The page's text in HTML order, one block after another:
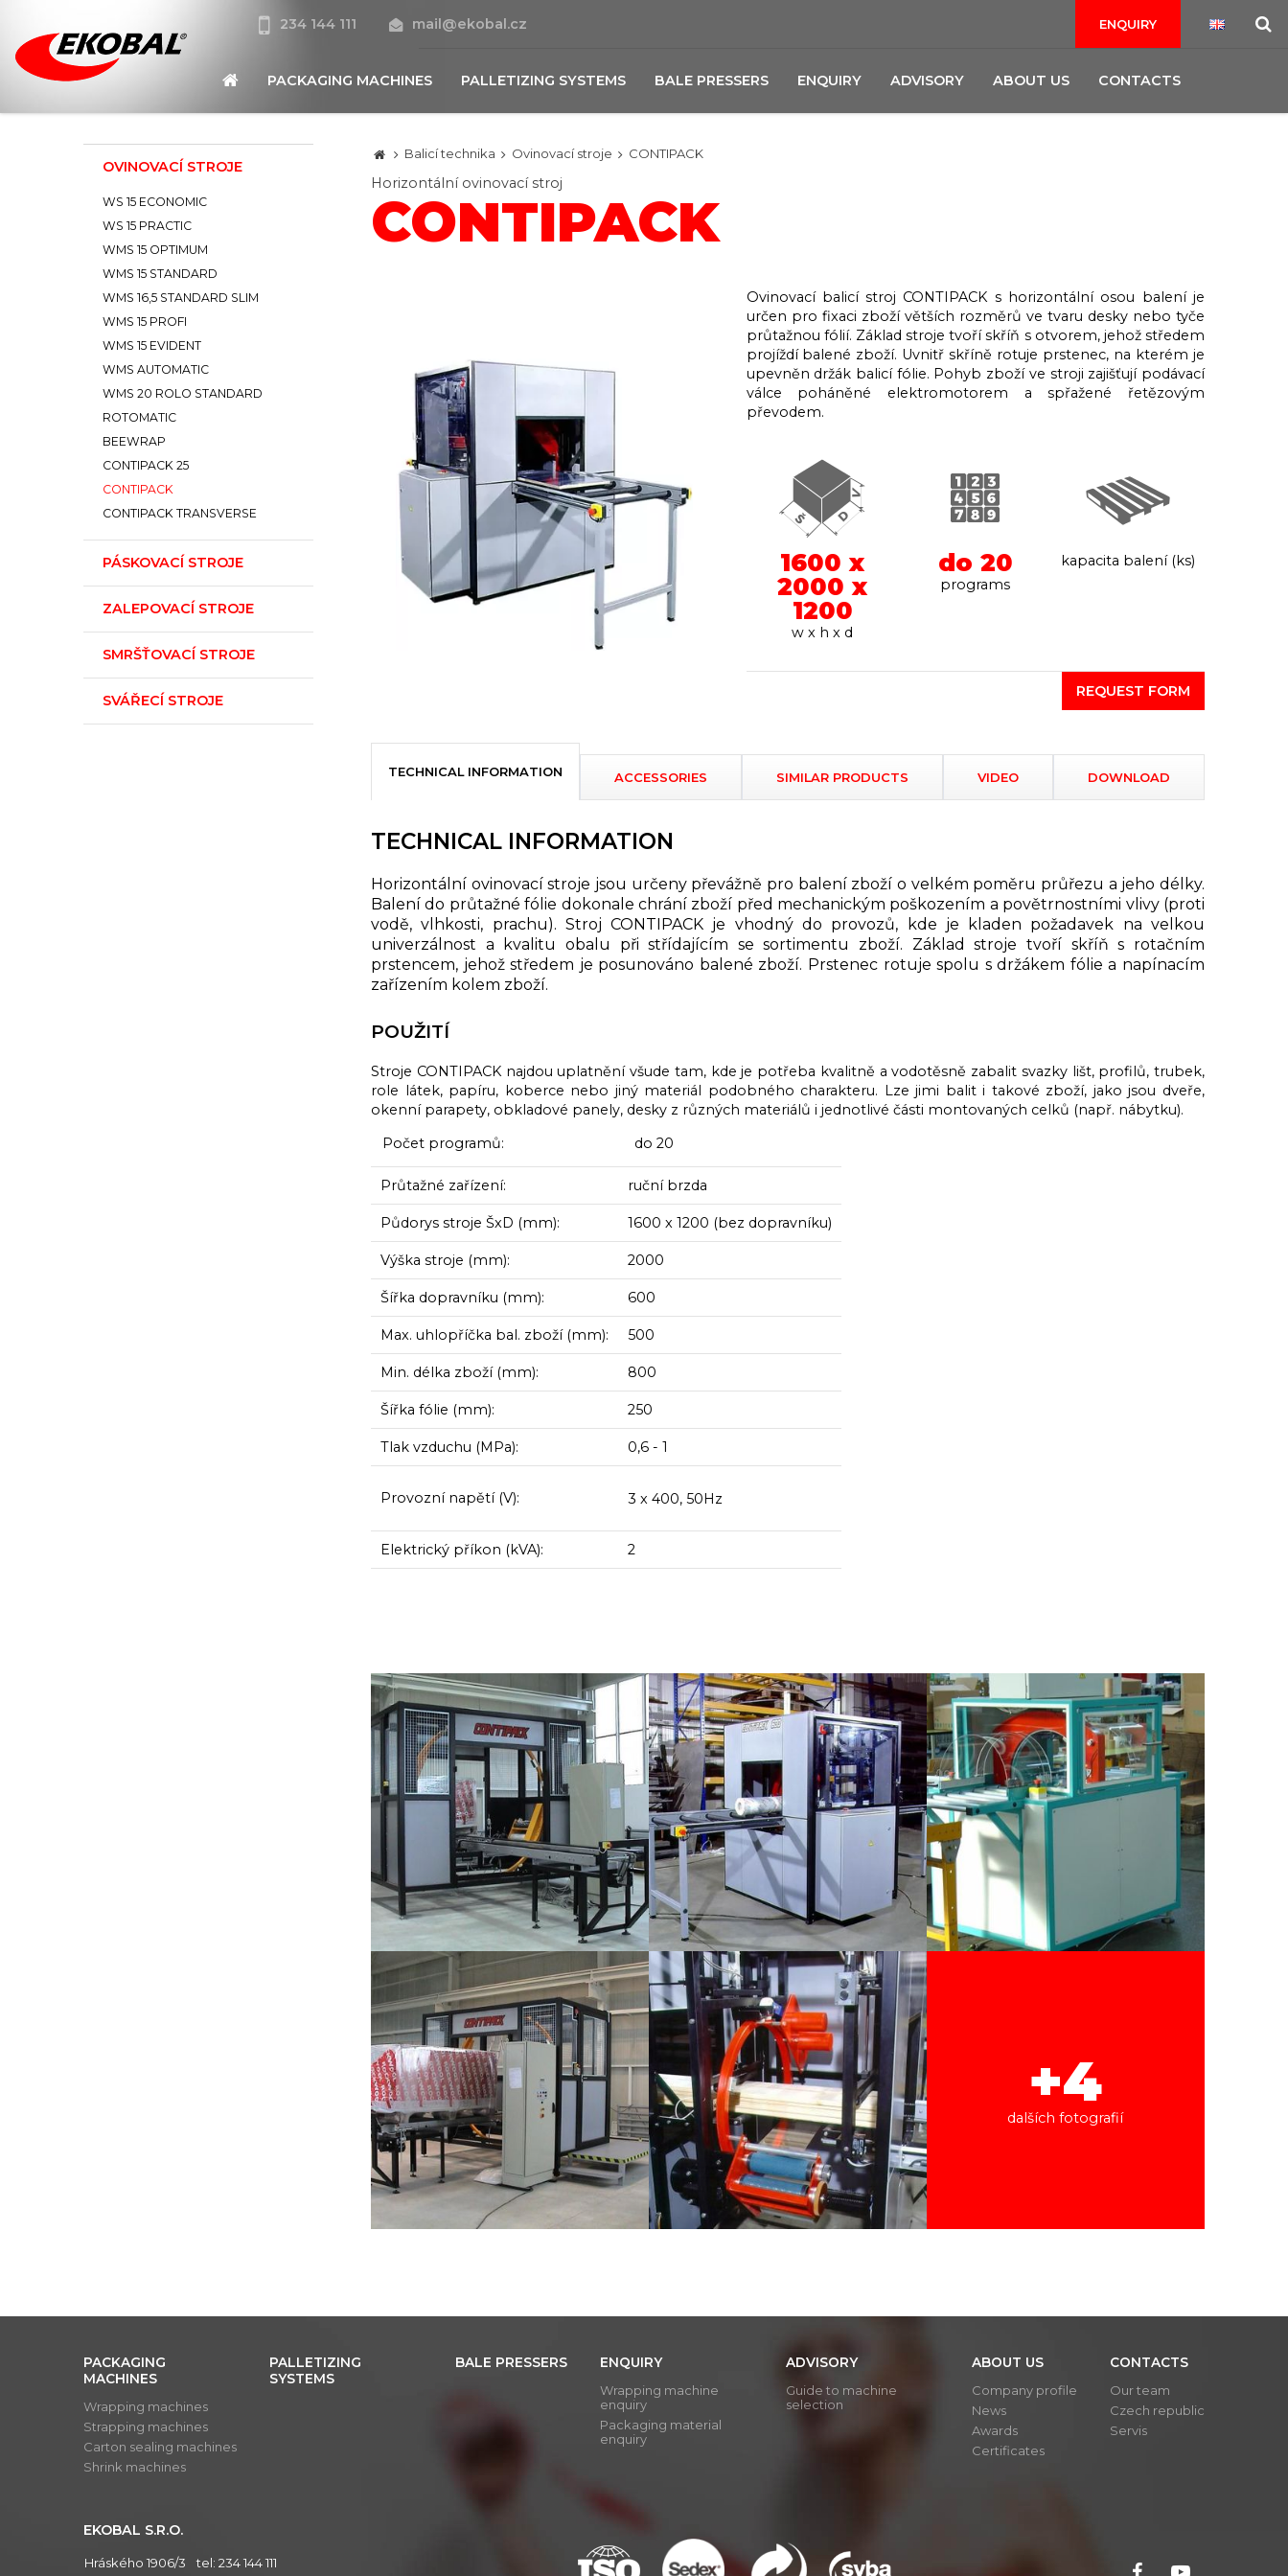
234 144 111 mail@ekobal.cz ENQUIRY
PACKAGING MACHINES PALLETIZING SYSTEMS BALE PRESSERS ENQUIRY ADVISORY ABOUT US CONTACTS
Balicí technika Ovinovací stroje CONTIPACK
Horizontální ovinovací stroj
CONTIPACK
Ovinovací balicí stroj CONTIPACK s horizontální osou balení je
určen pro fixaci zboží větších rozměrů ve tvaru desky nebo tyče
průtažnou fólií. Základ stroje tvoří skříň s otvorem, jehož středem
projíždí balené zboží. Uvnitř skříně rotuje prstenec, na kterém je
upevněn držák balicí fólie. Pohyb zboží ve stroji zajišťují podávací
válce poháněné elektromotorem a spřažené řetězovým
převodem.
1600 x
2000 x
1200
w x h x d
do 20
programs
kapacita balení (ks)
REQUEST FORM
TECHNICAL INFORMATION ACCESSORIES SIMILAR PRODUCTS VIDEO DOWNLOAD
TECHNICAL INFORMATION
Horizontální ovinovací stroje jsou určeny převážně pro balení zboží o velkém poměru průřezu a jeho délky.
Balení do průtažné fólie dokonale chrání zboží před mechanickým poškozením a povětrnostními vlivy (proti
vodě, vlhkosti, prachu). Stroj CONTIPACK je vhodný do provozů, kde je kladen požadavek na velkou
univerzálnost a kvalitu obalu při střídajícím se sortimentu zboží. Základ stroje tvoří skříň s rotačním
prstencem, jehož středem je posunováno balené zboží. Prstenec rotuje spolu s držákem fólie a napínacím
zařízením kolem zboží.
POUŽITÍ
Stroje CONTIPACK najdou uplatnění všude tam, kde je potřeba kvalitně a vodotěsně zabalit svazky lišt, profilů, trubek,
role látek, papíru, koberce nebo jiný materiál podobného charakteru. Lze jimi balit i takové zboží, jako jsou dveře,
okenní parapety, obkladové panely, desky z různých materiálů i jednotlivé části montovaných celků (např. nábytku).
Počet programů: do 20
Průtažné zařízení: ruční brzda
Půdorys stroje ŠxD (mm): 1600 x 1200 (bez dopravníku)
Výška stroje (mm): 2000
Šířka dopravníku (mm): 600
Max. uhlopříčka bal. zboží (mm): 500
Min. délka zboží (mm): 800
Šířka fólie (mm): 250
Tlak vzduchu (MPa): 0,6 - 1
Provozní napětí (V): 3 x 400, 50Hz
Elektrický příkon (kVA): 2
+4
dalších fotografií
OVINOVACÍ STROJE
WS 15 ECONOMIC
WS 15 PRACTIC
WMS 15 OPTIMUM
WMS 15 STANDARD
WMS 16,5 STANDARD SLIM
WMS 15 PROFI
WMS 15 EVIDENT
WMS AUTOMATIC
WMS 20 ROLO STANDARD
ROTOMATIC
BEEWRAP
CONTIPACK 25
CONTIPACK
CONTIPACK TRANSVERSE
PÁSKOVACÍ STROJE
ZALEPOVACÍ STROJE
SMRŠŤOVACÍ STROJE
SVÁŘECÍ STROJE
PACKAGING
MACHINES
Wrapping machines
Strapping machines
Carton sealing machines
Shrink machines
PALLETIZING
SYSTEMS
BALE PRESSERS
ENQUIRY
Wrapping machine
enquiry
Packaging material
enquiry
ADVISORY
Guide to machine
selection
ABOUT US
Company profile
News
Awards
Certificates
CONTACTS
Our team
Czech republic
Servis
EKOBAL S.R.O.
Hráského 1906/3
tel: 234 144 111